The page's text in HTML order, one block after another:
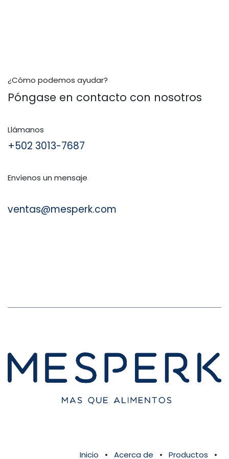
¿Cómo podemos ayudar?
Póngase en contacto con nosotros
Llámanos
+502 3013-7687
Envíenos un mensaje
ventas@mesperk.com
Inicio • Acerca de • Productos •